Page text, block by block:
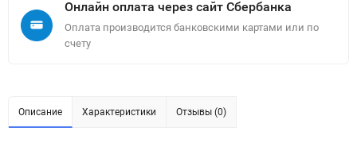
Онлайн оплата через сайт Сбербанка
Оплата производится банковскими картами или по
счету
Описание Характеристики Отзывы (0)